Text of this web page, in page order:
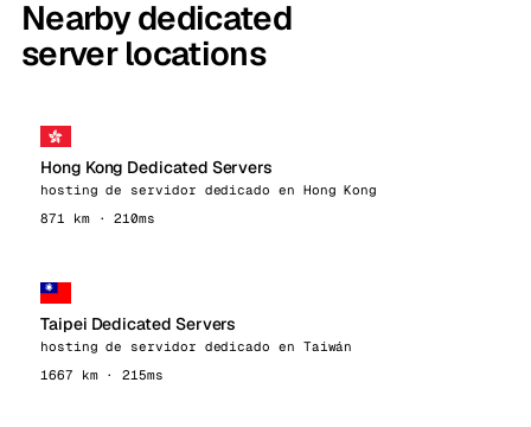
Nearby dedicated
server locations
Hong Kong Dedicated Servers
hosting de servidor dedicado en Hong Kong
871 km · 210ms
Taipei Dedicated Servers
hosting de servidor dedicado en Taiwán
1667 km · 215ms